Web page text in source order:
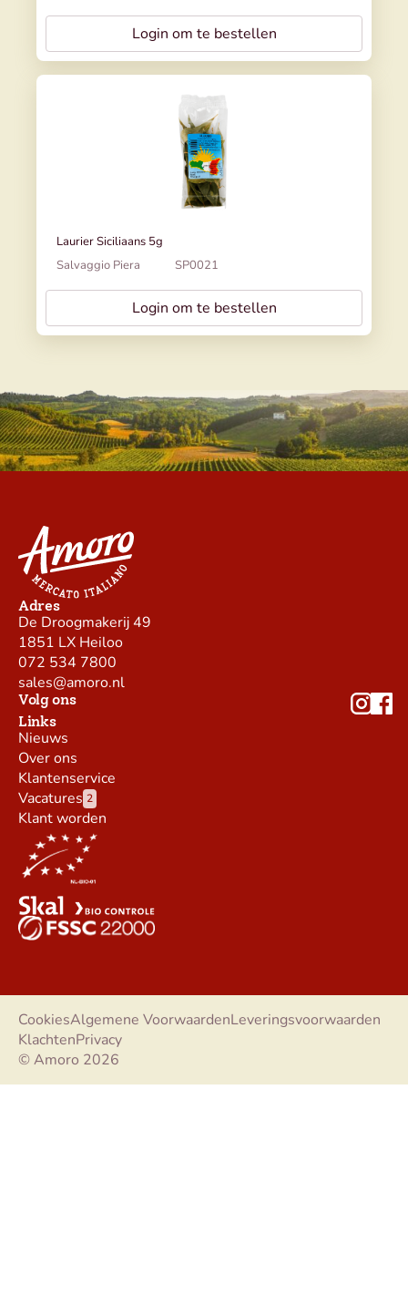
Login om te bestellen
Laurier Siciliaans 5g
Salvaggio Piera
SP0021
Login om te bestellen
Adres
De Droogmakerij 49
1851 LX Heiloo
072 534 7800
sales@amoro.nl
Volg ons
Links
Nieuws
Over ons
Klantenservice
Vacatures 2
Klant worden
© Amoro 2026
CookiesAlgemene VoorwaardenLeveringsvoorwaarden
KlachtenPrivacy